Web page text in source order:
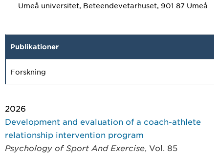
Umeå universitet, Beteendevetarhuset, 901 87 Umeå
Publikationer
Forskning
2026
Development and evaluation of a coach-athlete
relationship intervention program
Psychology of Sport And Exercise, Vol. 85